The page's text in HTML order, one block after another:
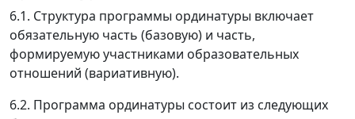
6.1. Структура программы ординатуры включает
обязательную часть (базовую) и часть,
формируемую участниками образовательных
отношений (вариативную).
6.2. Программа ординатуры состоит из следующих